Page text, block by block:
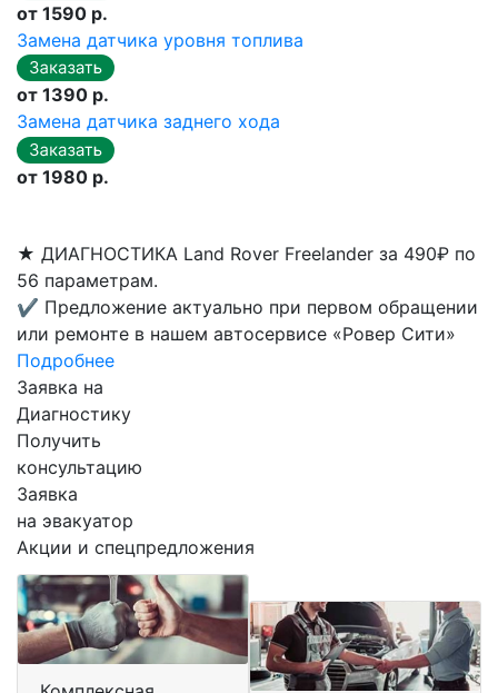
от 1590 р.
Замена датчика уровня топлива
от 1390 р.
Замена датчика заднего хода
от 1980 р.
★ ДИАГНОСТИКА Land Rover Freelander за 490₽ по
56 параметрам.
✔ Предложение актуально при первом обращении
или ремонте в нашем автосервисе «Ровер Сити»
Подробнее
Заявка на
Диагностику
Получить
консультацию
Заявка
на эвакуатор
Акции и спецпредложения